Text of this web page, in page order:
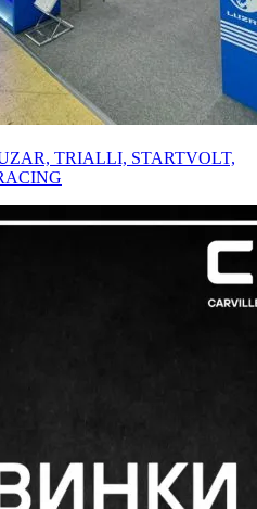
TRIALLI, STARTVOLT,